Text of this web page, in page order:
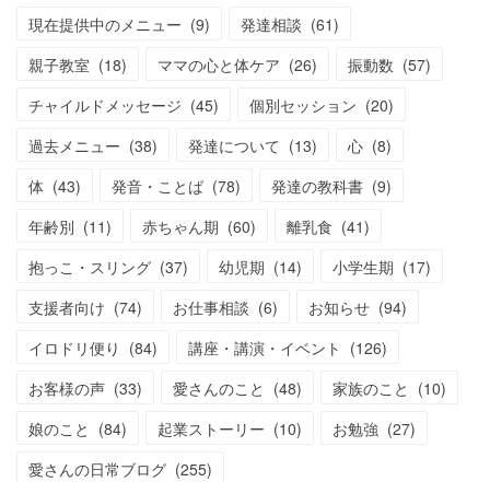
現在提供中のメニュー (9) 発達相談 (61)
親子教室 (18) ママの心と体ケア (26) 振動数 (57)
チャイルドメッセージ (45) 個別セッション (20)
過去メニュー (38) 発達について (13) 心 (8)
体 (43) 発音・ことば (78) 発達の教科書 (9)
年齢別 (11) 赤ちゃん期 (60) 離乳食 (41)
抱っこ・スリング (37) 幼児期 (14) 小学生期 (17)
支援者向け (74) お仕事相談 (6) お知らせ (94)
イロドリ便り (84) 講座・講演・イベント (126)
お客様の声 (33) 愛さんのこと (48) 家族のこと (10)
娘のこと (84) 起業ストーリー (10) お勉強 (27)
愛さんの日常ブログ (255)